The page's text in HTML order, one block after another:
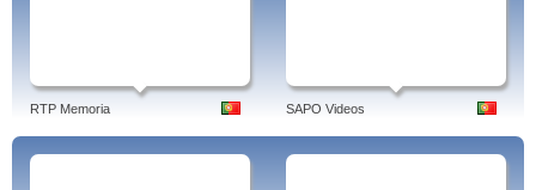
RTP Memoria SAPO Videos